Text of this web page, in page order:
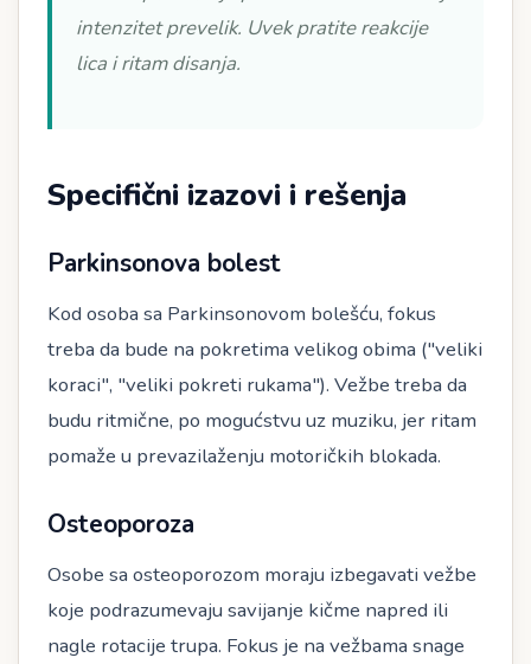
intenzitet prevelik. Uvek pratite reakcije
lica i ritam disanja.
Specifični izazovi i rešenja
Parkinsonova bolest
Kod osoba sa Parkinsonovom bolešću, fokus
treba da bude na pokretima velikog obima ("veliki
koraci", "veliki pokreti rukama"). Vežbe treba da
budu ritmične, po mogućstvu uz muziku, jer ritam
pomaže u prevazilaženju motoričkih blokada.
Osteoporoza
Osobe sa osteoporozom moraju izbegavati vežbe
koje podrazumevaju savijanje kičme napred ili
nagle rotacije trupa. Fokus je na vežbama snage